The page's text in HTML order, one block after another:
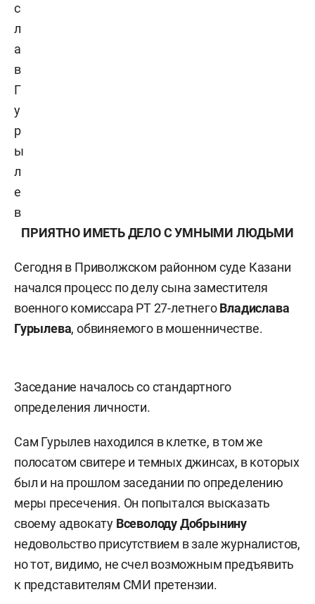
с
л
а
в
Г
у
р
ы
л
е
в
ПРИЯТНО ИМЕТЬ ДЕЛО С УМНЫМИ ЛЮДЬМИ
Сегодня в Приволжском районном суде Казани
начался процесс по делу сына заместителя
военного комиссара РТ 27-летнегоВладислава
Гурылева, обвиняемого в мошенничестве.
Заседание началось со стандартного
определения личности.
Сам Гурылев находился в клетке, в том же
полосатом свитере и темных джинсах, в которых
был и на прошлом заседании по определению
меры пресечения. Он попытался высказать
своему адвокату Всеволоду Добрынину
недовольство присутствием в зале журналистов,
но тот, видимо, не счел возможным предъявить
к представителям СМИ претензии.